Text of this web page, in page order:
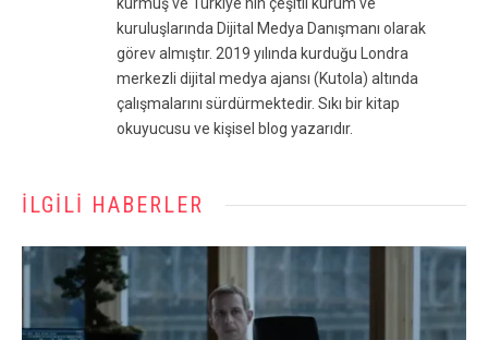
kuruluşlarında Dijital Medya Danışmanı olarak
görev almıştır. 2019 yılında kurduğu Londra
merkezli dijital medya ajansı (Kutola) altında
çalışmalarını sürdürmektedir. Sıkı bir kitap
okuyucusu ve kişisel blog yazarıdır.
İLGILI HABERLER